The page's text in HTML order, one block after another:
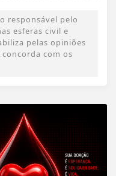
responsável pelo
esferas civil e
pelas opiniões
com os